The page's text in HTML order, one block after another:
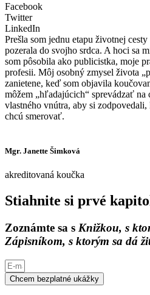
Facebook
Twitter
LinkedIn
Prešla som jednu etapu životnej
pozerala do svojho srdca. A hoci sa
som pôsobila ako publicistka, moje
profesii. Môj osobný zmysel života
zanietene, keď som objavila
môžem „hľadajúcich“ sprevádzať na
vlastného vnútra, aby si
chcú smerovať.
Mgr. Janette Šimková
akreditovaná koučka
Stiahnite si prvé
Zoznámte sa s Knižkou, s
Zápisníkom, s ktorým sa dá
Chcem bezplatné ukážky